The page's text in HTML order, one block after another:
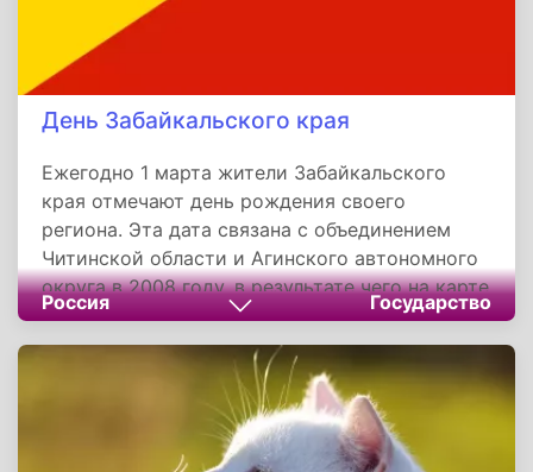
День Забайкальского края
Ежегодно 1 марта жители Забайкальского
края отмечают день рождения своего
региона. Эта дата связана с объединением
Читинской области и Агинского автономного
округа в 2008 году, в результате чего на карте
России появился новый субъект Федерации.
Административным центром края стал город
Чита. Забайкальский край входит в состав
Сибирского федерального округа и граничит с
Иркутской и Амурской областями,
республиками Якутией и Бурятией, а также с
Россия Государство